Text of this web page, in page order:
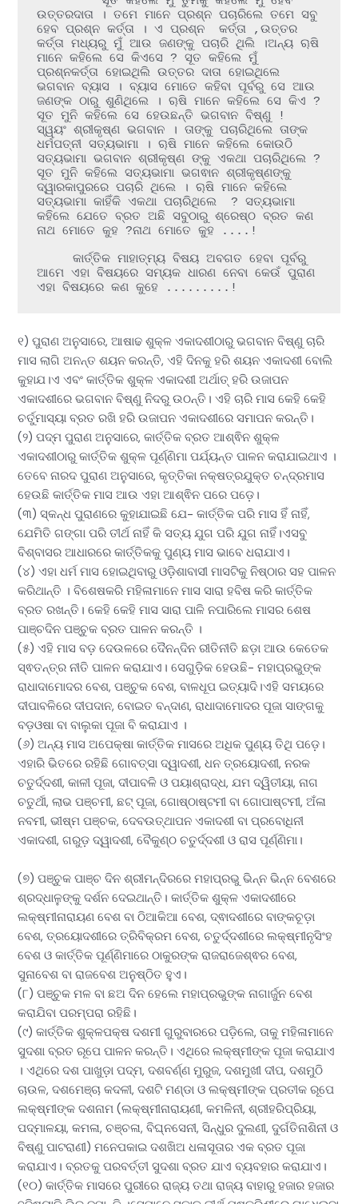
ଉତ୍ତରଦାତା । ତମେ ମାନେ ପ୍ରଶ୍ନ ପଚାରିଲେ ତମେ ସବୁ
ହେବ ପ୍ରଶ୍ନ କର୍ତ୍ତା । ଏ ପ୍ରଶ୍ନ  କର୍ତ୍ତା ,ଉତ୍ତର
କର୍ତ୍ତା ମଧ୍ୟରୁ ମୁଁ ଆଉ ଜଣଙ୍କୁ ପଚାରି ଥିଲି ।ଅନ୍ୟ ୠଷି
ମାନେ କହିଲେ ସେ କିଏସେ ? ସୂତ କହିଲେ ମୁଁ
ପ୍ରଶ୍ନକର୍ତ୍ତା ହୋଇଥିଲି ଉତ୍ତର ଦାତା ହୋଇଥିଲେ
ଭଗବାନ ବ୍ୟାସ । ବ୍ୟାସ ମୋତେ କହିବା ପୂର୍ବରୁ ସେ ଆଉ
ଜଣଙ୍କ ଠାରୁ ଶୁଣିଥିଲେ । ୠଷି ମାନେ କହିଲେ ସେ କିଏ ?
ସୂତ ମୁନି କହିଲେ ସେ ହେଉଛନ୍ତି ଭଗବାନ ବିଷ୍ଣୁ !
ସ୍ୱୟଂ ଶ୍ରୀକୃଷ୍ଣ ଭଗବାନ । ତାଙ୍କୁ ପଚାରିଥିଲେ ତାଙ୍କ
ଧର୍ମପତ୍ନୀ ସତ୍ୟଭାମା । ୠଷି ମାନେ କହିଲେ କୋଉଠି
ସତ୍ୟଭାମା ଭଗବାନ ଶ୍ରୀକୃଷ୍ଣ ଙ୍କୁ ଏକଥା ପଚାରିଥିଲେ ?
ସୂତ ମୁନି କହିଲେ ସତ୍ୟଭାମା ଭଗଵାନ ଶ୍ରୀକୃଷ୍ଣଙ୍କୁ
ଦ୍ୱାରକାପୁରରେ ପଚାରି ଥିଲେ । ୠଷି ମାନେ କହିଲେ
ସତ୍ୟଭାମା କାହିଁକି ଏକଥା ପଚାରିଥିଲେ  ? ସତ୍ୟଭାମା
କହିଲେ ଯେତେ ବ୍ରତ ଅଛି ସବୁଠାରୁ ଶ୍ରେଷ୍ଠ ବ୍ରତ କଣ
ନାଥ ମୋତେ କୁହ ?ନାଥ ମୋତେ କୁହ ....!
ଆମେ ଏହା ବିଷୟରେ ସମ୍ୟକ ଧାରଣ ନେବା କେଉଁ ପୁରାଣ
ଏହା ବିଷୟରେ କଣ କୁହେ .........!
୧) ପୁରାଣ ଅନୁସାରେ, ଆଷାଢ ଶୁକ୍ଳ ଏକାଦଶୀଠାରୁ ଭଗବାନ ବିଷ୍ଣୁ ଚାରି
ମାସ ଲାଗି ଅନନ୍ତ ଶୟନ କରନ୍ତି, ଏହି ଦିନକୁ ହରି ଶୟନ ଏକାଦଶୀ ବୋଲି
କୁହାଯ।ଏ ଏବଂ କାର୍ତ୍ତିକ ଶୁକ୍ଳ ଏକାଦଶୀ ଅର୍ଥାତ୍ ହରି ଉଜାପନ
ଏକାଦଶୀରେ ଭଗବାନ ବିଷ୍ଣୁ ନିଦରୁ ଉଠନ୍ତି। ଏହି ଚାରି ମାସ କେହି କେହି
ଚର୍ତୁମାସ୍ୟା ବ୍ରତ ରଖି ହରି ଉଜାପନ ଏକାଦଶୀରେ ସମାପନ କରନ୍ତି।
(୨) ପଦ୍ମ ପୁରାଣ ଅନୁସାରେ, କାର୍ତ୍ତିକ ବ୍ରତ ଆଶ୍ଵିନ ଶୁକ୍ଳ
ଏକାଦଶୀଠାରୁ କାର୍ତ୍ତିକ ଶୁକ୍ଳ ପୂର୍ଣ୍ଣିମା ପର୍ଯ୍ୟନ୍ତ ପାଳନ କରାଯାଇଥାଏ ।
ତେବେ ନାରଦ ପୁରାଣ ଅନୁସାରେ, କୃତ୍ତିକା ନକ୍ଷତ୍ରଯୁକ୍ତ ଚନ୍ଦ୍ରମାସ
ହେଉଛି କାର୍ତ୍ତିକ ମାସ ଆଉ ଏହା ଆଶ୍ଵିନ ପରେ ପଡ଼େ।
(୩) ସ୍କନ୍ଧ ପୁରାଣରେ କୁହାଯାଇଛି ଯେ- କାର୍ତ୍ତିକ ପରି ମାସ ହିଁ ନାହିଁ,
ଯେମିତି ଗଙ୍ଗା ପରି ତୀର୍ଥ ନାହିଁ କି ସତ୍ୟ ଯୁଗ ପରି ଯୁଗ ନାହିଁ।ଏସବୁ
ବିଶ୍ବାସର ଆଧାରରେ କାର୍ତ୍ତିକକୁ ପୁଣ୍ୟ ମାସ ଭାବେ ଧରାଯାଏ।
(୪) ଏହା ଧର୍ମ ମାସ ହୋଇଥିବାରୁ ଓଡ଼ିଶାବାସୀ ମାସଟିକୁ ନିଷ୍ଠାର ସହ ପାଳନ
କରିଥାନ୍ତି । ବିଶେଷକରି ମହିଳାମାନେ ମାସ ସାରା ହବିଷ କରି କାର୍ତ୍ତିକ
ବ୍ରତ ରଖନ୍ତି। କେହି କେହି ମାସ ସାରା ପାଳି ନପାରିଲେ ମାସର ଶେଷ
ପାଞ୍ଚଦିନ ପଞ୍ଚୁକ ବ୍ରତ ପାଳନ କରନ୍ତି ।
(୫) ଏହି ମାସ ବଡ଼ ଦେଉଳରେ ଦୈନନ୍ଦିନ ରୀତିନୀତି ଛଡ଼ା ଆଉ କେତେକ
ସ୍ଵତନ୍ତ୍ର ନୀତି ପାଳନ କରାଯାଏ। ସେଗୁଡ଼ିକ ହେଉଛି- ମହାପ୍ରଭୁଙ୍କ
ରାଧାଦାମୋଦର ବେଶ, ପଞ୍ଚୁକ ବେଶ, ବାଳଧୂପ ଇତ୍ୟାଦି।ଏହି ସମୟରେ
ଦୀପାବଳିରେ ଦୀପଦାନ, ବୋଇତ ବନ୍ଦାଣ, ରାଧାଦାମୋଦର ପୂଜା ସାଙ୍ଗକୁ
ବଡ଼ଓଷା ବା ବାଲୁକା ପୂଜା ବି କରାଯାଏ ।
(୬) ଅନ୍ୟ ମାସ ଅପେକ୍ଷା କାର୍ତ୍ତିକ ମାସରେ ଅଧିକ ପୁଣ୍ୟ ତିଥି ପଡ଼େ।
ଏହାରି ଭିତରେ ରହିଛି ଗୋବତ୍ସା ଦ୍ୱାଦଶୀ, ଧନ ତ୍ରୟୋଦଶୀ, ନରକ
ଚତୁର୍ଦ୍ଦଶୀ, କାଳୀ ପୂଜା, ଦୀପାବଳି ଓ ପୟାଶ୍ରାଦ୍ଧ, ଯମ ଦ୍ୱିତୀୟା, ନାଗ
ଚତୁର୍ଥୀ, ଲାଭ ପଞ୍ଚମୀ, ଛଟ୍ ପୂଜା, ଗୋଷ୍ଠାଷ୍ଟମୀ ବା ଗୋପାଷ୍ଟମୀ, ଅଁଳା
ନବମୀ, ଭୀଷ୍ମ ପଞ୍ଚକ, ଦେବଉତ୍ଥାପନ ଏକାଦଶୀ ବା ପ୍ରବୋଧିନୀ
ଏକାଦଶୀ, ଗରୁଡ଼ ଦ୍ୱାଦଶୀ, ବୈକୁଣ୍ଠ ଚତୁର୍ଦ୍ଦଶୀ ଓ ରାସ ପୂର୍ଣ୍ଣିମା।
(୭) ପଞ୍ଚୁକ ପାଞ୍ଚ ଦିନ ଶ୍ରୀମନ୍ଦିରରେ ମହାପ୍ରଭୁ ଭିନ୍ନ ଭିନ୍ନ ବେଶରେ
ଶ୍ରଦ୍ଧାଳୁଙ୍କୁ ଦର୍ଶନ ଦେଇଥାନ୍ତି। କାର୍ତ୍ତିକ ଶୁକ୍ଳ ଏକାଦଶୀରେ
ଲକ୍ଷ୍ମୀନାରାୟଣ ବେଶ ବା ଠିଆକିଆ ବେଶ, ଦ୍ଵାଦଶୀରେ ବାଙ୍କଚୂଡ଼ା
ବେଶ, ତ୍ରୟୋଦଶୀରେ ତ୍ରିବିକ୍ରମ ବେଶ, ଚତୁର୍ଦ୍ଦଶୀରେ ଲକ୍ଷ୍ମୀନୃସିଂହ
ବେଶ ଓ କାର୍ତ୍ତିକ ପୂର୍ଣ୍ଣିମାରେ ଠାକୁରଙ୍କ ରାଜରାଜେଶ୍ଵର ବେଶ,
ସୁନାବେଶ ବା ରାଜବେଶ ଅନୁଷ୍ଠିତ ହୁଏ।
(୮) ପଞ୍ଚୁକ ମଳ ବା ଛଅ ଦିନ ହେଲେ ମହାପ୍ରଭୁଙ୍କ ନାଗାର୍ଜୁନ ବେଶ
କରାଯିବା ପରମ୍ପରା ରହିଛି।
(୯) କାର୍ତ୍ତିକ ଶୁକ୍ଳପକ୍ଷ ଦଶମୀ ଗୁରୁବାରରେ ପଡ଼ିଲେ, ତାକୁ ମହିଳାମାନେ
ସୁଦଶା ବ୍ରତ ରୂପେ ପାଳନ କରନ୍ତି। ଏଥିରେ ଲକ୍ଷ୍ମୀଙ୍କ ପୂଜା କରାଯାଏ
। ଏଥିରେ ଦଶ ପାଖୁଡ଼ା ପଦ୍ମ, ଦଶବର୍ଣ୍ଣ ମୁରୁଜ, ଦଶମୁଖୀ ଦୀପ, ଦଶମୁଠି
ଚାଉଳ, ଦଶମେଞ୍ଚା କଦଳୀ, ଦଶଟି ମଣ୍ଡା ଓ ଲକ୍ଷ୍ମୀଙ୍କ ପ୍ରତୀକ ରୂପେ
ଲକ୍ଷ୍ମୀଙ୍କ ଦଶନାମ (ଲକ୍ଷ୍ମୀନାରାୟଣୀ, କମଳିନୀ, ଶ୍ରୀହରିପ୍ରିୟା,
ପଦ୍ମାଳୟା, କମଳା, ଚଞ୍ଚଳା, ବିଘ୍ନସେନୀ, ସିନ୍ଧୁର ଦୁଲଣୀ, ଦୁର୍ଗତିନାଶିନୀ ଓ
ବିଷ୍ଣୁ ପାଟରାଣୀ) ମନେପକାଇ ଦଶଖିଅ ଧଳାସୂତାର ଏକ ବ୍ରତ ପୂଜା
କରାଯାଏ। ବ୍ରତକୁ ପରବର୍ତ୍ତୀ ସୁଦଶା ବ୍ରତ ଯାଏ ବ୍ୟବହାର କରାଯାଏ।
(୧୦) କାର୍ତ୍ତିକ ମାସରେ ପୁରୀରେ ରାଜ୍ୟ ତଥା ରାଜ୍ୟ ବାହାରୁ ହଜାର ହଜାର